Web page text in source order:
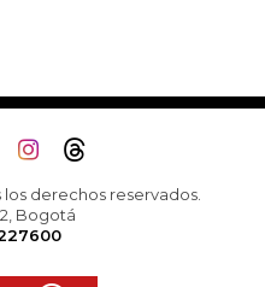
los derechos reservados.
Bogotá